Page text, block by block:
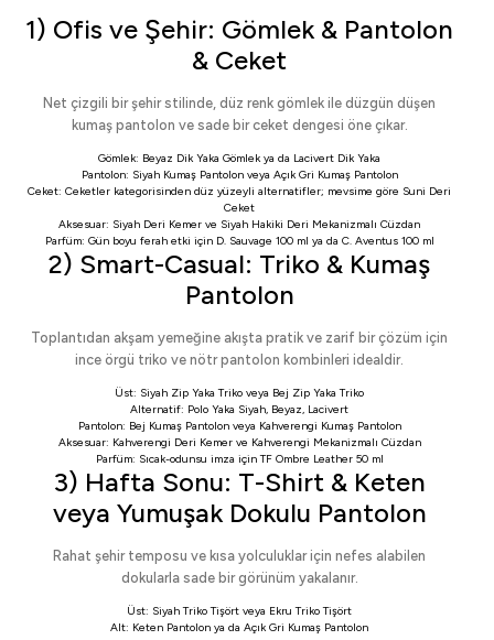
1) Ofis ve Şehir: Gömlek & Pantolon
& Ceket
Net çizgili bir şehir stilinde, düz renk gömlek ile düzgün düşen
kumaş pantolon ve sade bir ceket dengesi öne çıkar.
Gömlek: Beyaz Dik Yaka Gömlek ya da Lacivert Dik Yaka
Pantolon: Siyah Kumaş Pantolonveya Açık Gri Kumaş Pantolon
Ceket: Ceketler kategorisinden düz yüzeyli alternatifler; mevsime göre Suni Deri
Ceket
Aksesuar: Siyah Deri Kemer ve Siyah Hakiki Deri Mekanizmalı Cüzdan
Parfüm: Gün boyu ferah etki için D. Sauvage 100 ml ya da C. Aventus 100 ml
2) Smart-Casual: Triko & Kumaş
Pantolon
Toplantıdan akşam yemeğine akışta pratik ve zarif bir çözüm için
ince örgü triko ve nötr pantolon kombinleri idealdir.
Üst: Siyah Zip Yaka Triko veya Bej Zip Yaka Triko
Alternatif: Polo Yaka Siyah, Beyaz, Lacivert
Pantolon: Bej Kumaş Pantolonveya Kahverengi Kumaş Pantolon
Aksesuar: Kahverengi Deri Kemerve Kahverengi Mekanizmalı Cüzdan
Parfüm: Sıcak-odunsu imza içinTF Ombre Leather 50 ml
3) Hafta Sonu: T-Shirt & Keten
veya Yumuşak Dokulu Pantolon
Rahat şehir temposu ve kısa yolculuklar için nefes alabilen
dokularla sade bir görünüm yakalanır.
Üst: Siyah Triko Tişört veya Ekru Triko Tişört
Alt: Keten Pantolon ya da Açık Gri Kumaş Pantolon